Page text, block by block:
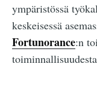
ympäristössä
keskeisessä
Fortunorance:n